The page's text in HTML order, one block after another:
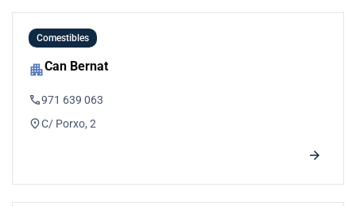
Comestibles
apartmentCan Bernat
phone971 639 063
location_onC/ Porxo, 2
arrow_forward